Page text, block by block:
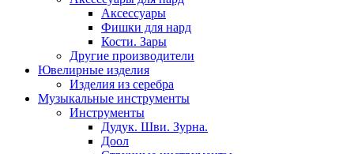
Аксессуары
Фишки для нард
Кости. Зары
Другие производители
Ювелирные изделия
Изделия из серебра
Музыкальные инструменты
Инструменты
Дудук. Шви. Зурна.
Доол